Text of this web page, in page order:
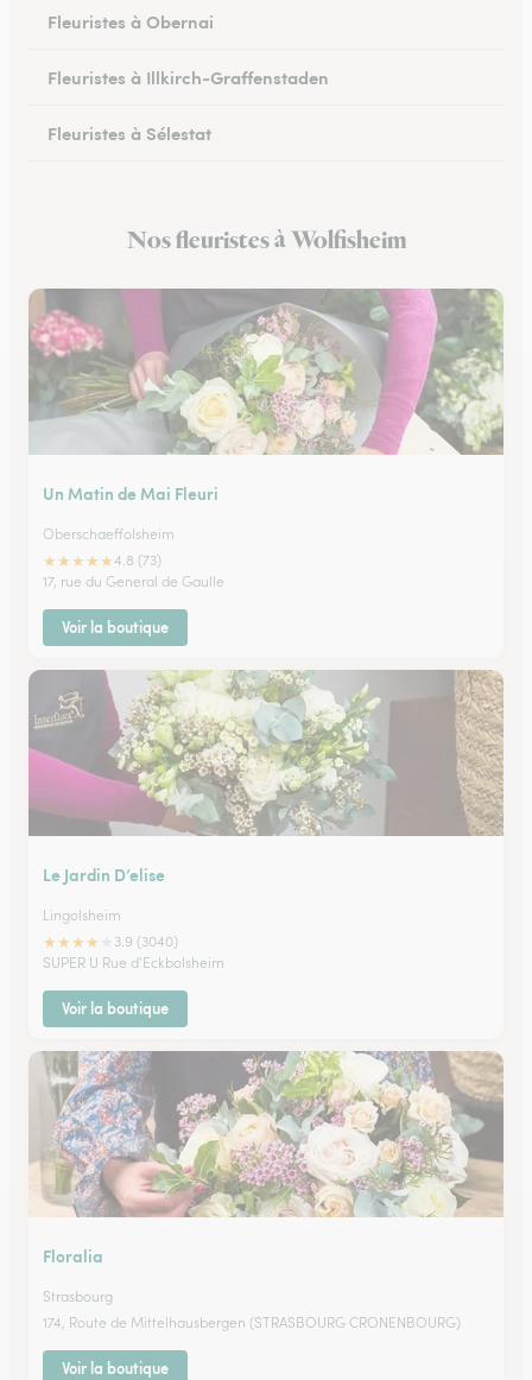
Fleuristes à Obernai
Fleuristes à Illkirch-Graffenstaden
Fleuristes à Sélestat
Fleuristes à Lingolsheim
Nos fleuristes à Wolfisheim
Un Matin de Mai Fleuri
Oberschaeffolsheim
★★★★★4.8 (73)
17, rue du General de Gaulle
Voir la boutique
Le Jardin D’elise
Lingolsheim
★★★★
3.9 (3040)
SUPER U Rue d'Eckbolsheim
Voir la boutique
Floralia
Strasbourg
174, Route de Mittelhausbergen (STRASBOURG CRONENBOURG)
Voir la boutique